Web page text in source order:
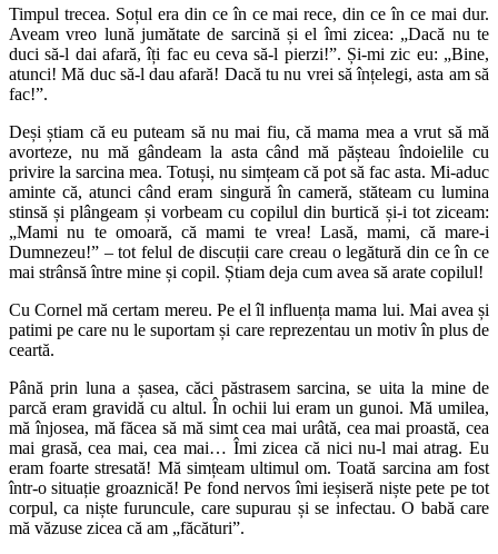
Timpul trecea. Soțul era din ce în ce mai rece, din ce în ce mai dur.
Aveam vreo lună jumătate de sarcină și el îmi zicea: „Dacă nu te
duci să-l dai afară, îți fac eu ceva să‑l pierzi!”. Și-mi zic eu: „Bine,
atunci! Mă duc să-l dau afară! Dacă tu nu vrei să înțelegi, asta am să
fac!”.
Deși știam că eu puteam să nu mai fiu, că mama mea a vrut să mă
avorteze, nu mă gândeam la asta când mă pășteau îndoielile cu
privire la sarcina mea. Totuși, nu simțeam că pot să fac asta. Mi‑aduc
aminte că, atunci când eram singură în cameră, stăteam cu lumina
stinsă și plângeam și vorbeam cu copilul din burtică și-i tot ziceam:
„Mami nu te omoară, că mami te vrea! Lasă, mami, că mare‑i
Dumnezeu!” ‒ tot felul de discuții care creau o legătură din ce în ce
mai strânsă între mine și copil. Știam deja cum avea să arate copilul!
Cu Cornel mă certam mereu. Pe el îl influența mama lui. Mai avea și
patimi pe care nu le suportam și care reprezentau un motiv în plus de
ceartă.
Până prin luna a șasea, căci păstrasem sarcina, se uita la mine de
parcă eram gravidă cu altul. În ochii lui eram un gunoi. Mă umilea,
mă înjosea, mă făcea să mă simt cea mai urâtă, cea mai proastă, cea
mai grasă, cea mai, cea mai… Îmi zicea că nici nu‑l mai atrag. Eu
eram foarte stresată! Mă simțeam ultimul om. Toată sarcina am fost
într‑o situație groaznică! Pe fond nervos îmi ieșiseră niște pete pe tot
corpul, ca niște furuncule, care supurau și se infectau. O babă care
mă văzuse zicea că am „făcături”.